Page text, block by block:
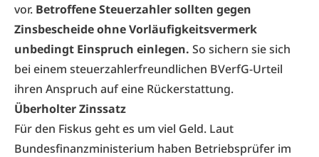
vor. Betroffene Steuerzahler sollten gegen
Zinsbescheide ohne Vorläufigkeitsvermerk
unbedingt Einspruch einlegen. So sichern sie sich
bei einem steuerzahlerfreundlichen BVerfG-Urteil
ihren Anspruch auf eine Rückerstattung.
Überholter Zinssatz
Für den Fiskus geht es um viel Geld. Laut
Bundesfinanzministerium haben Betriebsprüfer im